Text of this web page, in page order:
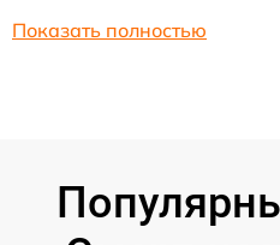
Показать полностью